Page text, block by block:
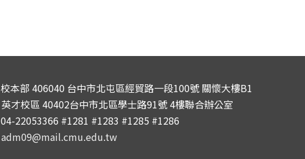
校本部 406040 台中市北屯區經貿路一段100號 關懷大樓B1
英才校區 40402台中市北區學士路91號 4樓聯合辦公室
04-22053366 #1281 #1283 #1285 #1286
adm09@mail.cmu.edu.tw